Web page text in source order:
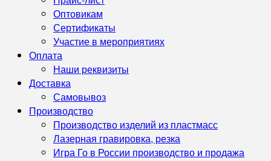
Оптовикам
Сертификаты
Участие в мероприятиях
Оплата
Наши реквизиты
Доставка
Самовывоз
Производство
Производство изделий из пластмасс
Лазерная гравировка, резка
Игра Го в России производство и продажа